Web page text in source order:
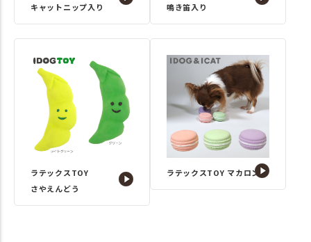
キャットニップ入り
鳴き笛入り
ラテックスTOY
さやえんどう
ラテックスTOY マカロン